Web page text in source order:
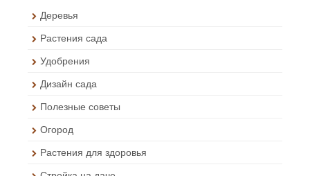
Деревья
Растения сада
Удобрения
Дизайн сада
Полезные советы
Огород
Растения для здоровья